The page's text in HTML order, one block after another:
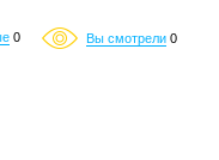
0 Вы смотрели 0